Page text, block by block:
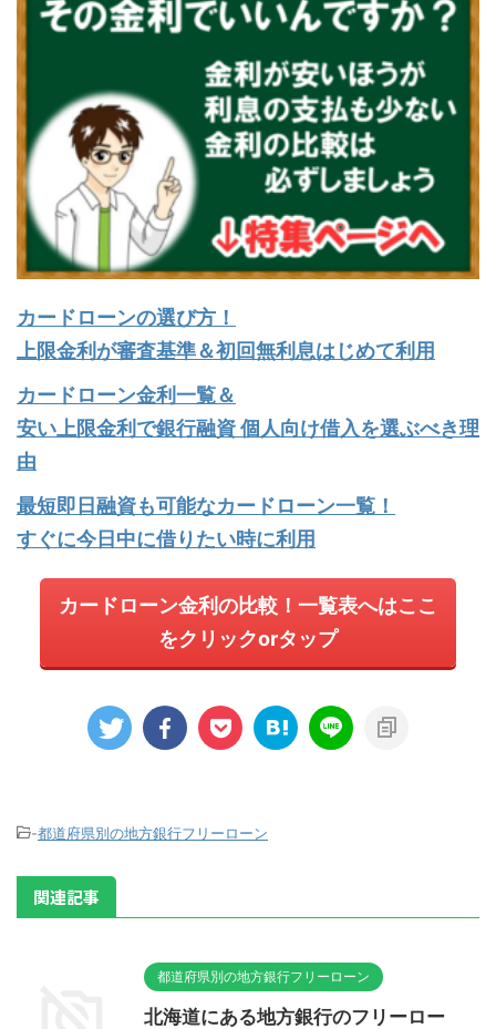
カードローンの選び方！
上限金利が審査基準＆初回無利息はじめて利用
カードローン金利一覧＆
安い上限金利で銀行融資 個人向け借入を選ぶべき理
由
最短即日融資も可能なカードローン一覧！
すぐに今日中に借りたい時に利用
カードローン金利の比較！一覧表へはここ
をクリックorタップ
-都道府県別の地方銀行フリーローン
関連記事
都道府県別の地方銀行フリーローン
北海道にある地方銀行のフリーロー